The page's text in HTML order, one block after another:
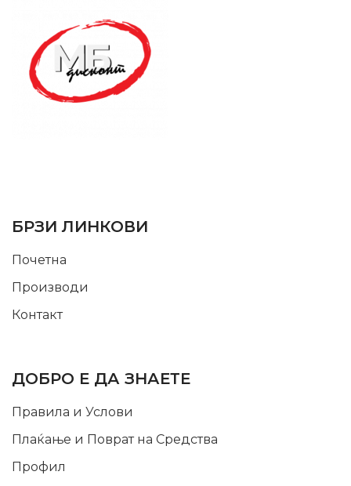
БРЗИ ЛИНКОВИ
Почетна
Производи
Контакт
ДОБРО Е ДА ЗНАЕТЕ
Правила и Услови
Плаќање и Поврат на Средства
Профил